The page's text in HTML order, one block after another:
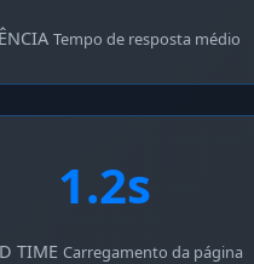
Tempo de resposta médio
1.2s
TIME Carregamento da página